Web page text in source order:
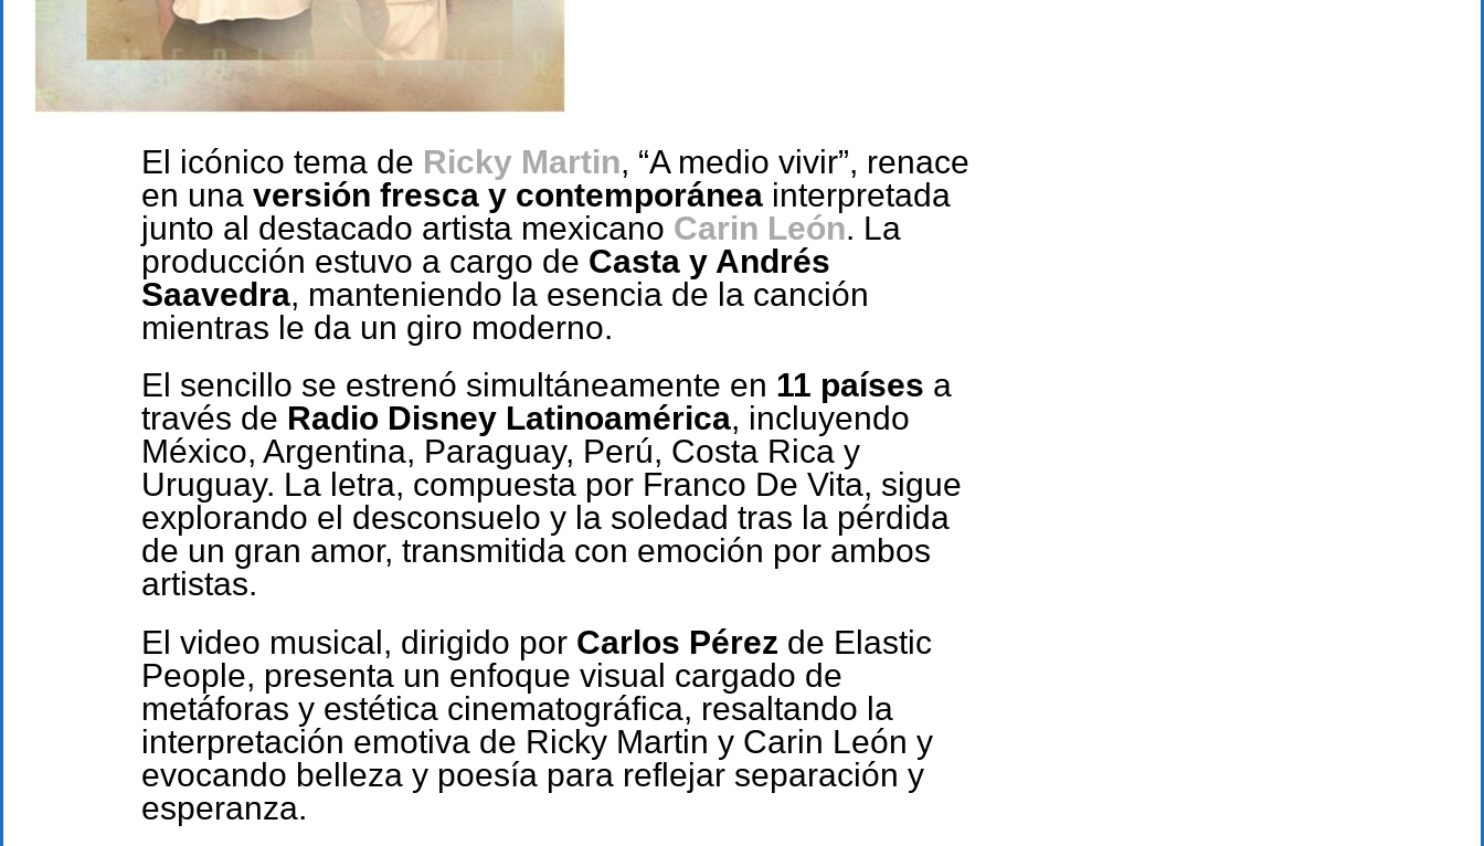
El icónico tema de Ricky Martin, “A medio vivir”, renace
en una versión fresca y contemporánea interpretada
junto al destacado artista mexicano Carin León. La
producción estuvo a cargo de Casta y Andrés
Saavedra, manteniendo la esencia de la canción
mientras le da un giro moderno.
El sencillo se estrenó simultáneamente en 11 países a
través de Radio Disney Latinoamérica, incluyendo
México, Argentina, Paraguay, Perú, Costa Rica y
Uruguay. La letra, compuesta por Franco De Vita, sigue
explorando el desconsuelo y la soledad tras la pérdida
de un gran amor, transmitida con emoción por ambos
artistas.
El video musical, dirigido por Carlos Pérez de Elastic
People, presenta un enfoque visual cargado de
metáforas y estética cinematográfica, resaltando la
interpretación emotiva de Ricky Martin y Carin León y
evocando belleza y poesía para reflejar separación y
esperanza.